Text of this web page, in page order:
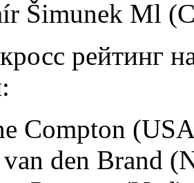
Šimunek Ml
рейтинг
Compton
den Brand